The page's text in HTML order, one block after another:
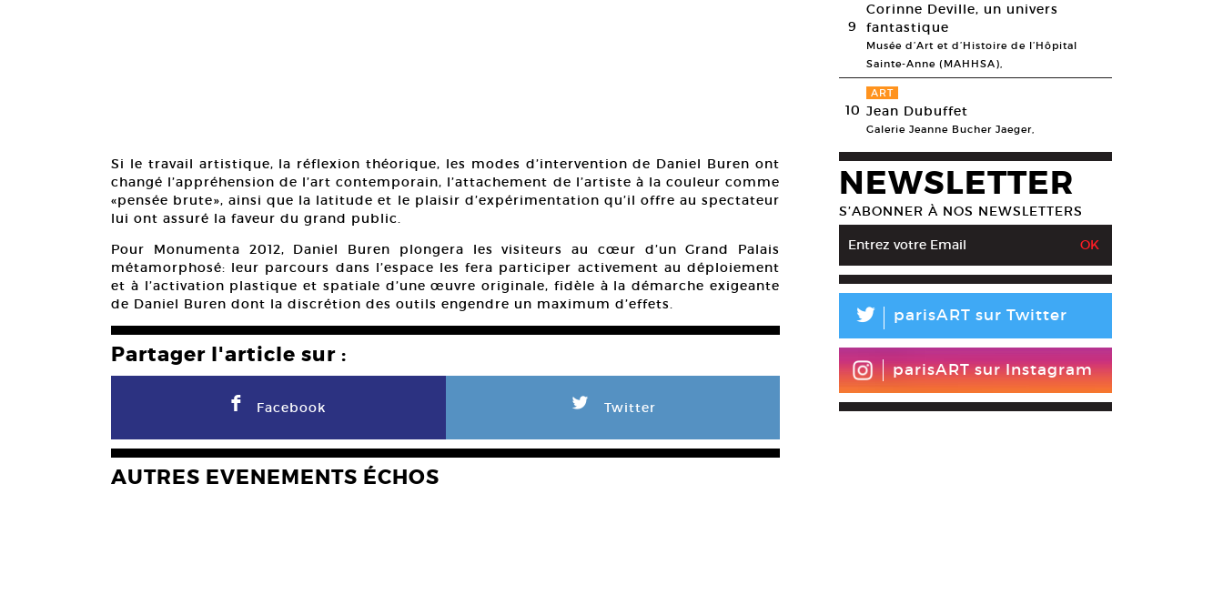
Si le travail artistique, la réflexion théorique, les modes d’intervention de Daniel Buren ont
changé l’appréhension de l’art contemporain, l’attachement de l’artiste à la couleur comme
«pensée brute», ainsi que la latitude et le plaisir d’expérimentation qu’il offre au spectateur
lui ont assuré la faveur du grand public.
Pour Monumenta 2012, Daniel Buren plongera les visiteurs au cœur d’un Grand Palais
métamorphosé: leur parcours dans l’espace les fera participer activement au déploiement
et à l’activation plastique et spatiale d’une œuvre originale, fidèle à la démarche exigeante
de Daniel Buren dont la discrétion des outils engendre un maximum d’effets.
Partager l'article sur :
F Facebook L Twitter
AUTRES EVENEMENTS ÉCHOS
9
Corinne Deville, un univers
fantastique
Musée d’Art et d’Histoire de l’Hôpital
Sainte-Anne (MAHHSA),
10
ART
Jean Dubuffet
Galerie Jeanne Bucher Jaeger,
NEWSLETTER
S’ABONNER À NOS NEWSLETTERS
L parisART sur Twitter
parisART sur Instagram